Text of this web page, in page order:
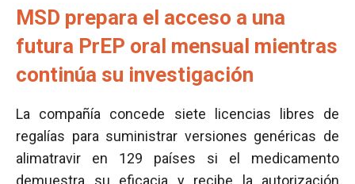
MSD prepara el acceso a una
futura PrEP oral mensual mientras
continúa su investigación
La compañía concede siete licencias libres de
regalías para suministrar versiones genéricas de
alimatravir en 129 países si el medicamento
demuestra su eficacia y recibe la autorización